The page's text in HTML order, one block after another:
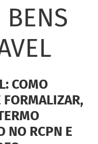
BENS
COMO
FORMALIZAR,
NO RCPN E